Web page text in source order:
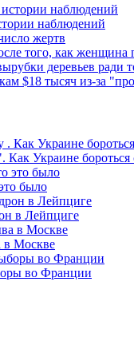
наблюдений
жертв
того, как женщина
деревьев ради
$18 тысяч из-за
Как Украине бороться
было
в Лейпциге
в Москве
во Франции